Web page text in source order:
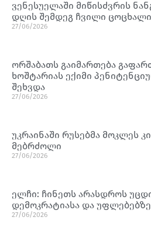
ვენესუელაში მიწისძვრის
დღის შემდეგ ჩვილი ცოცხალი
27/06/2026
ორშაბათს გაიმართება
ხოშტარიას ექიმი
შეხვდა
27/06/2026
უკრაინაში რუსებმა მოკლეს
მებრძოლი
27/06/2026
ელჩი: ჩინეთს არასდროს
დემოკრატიასა და
27/06/2026